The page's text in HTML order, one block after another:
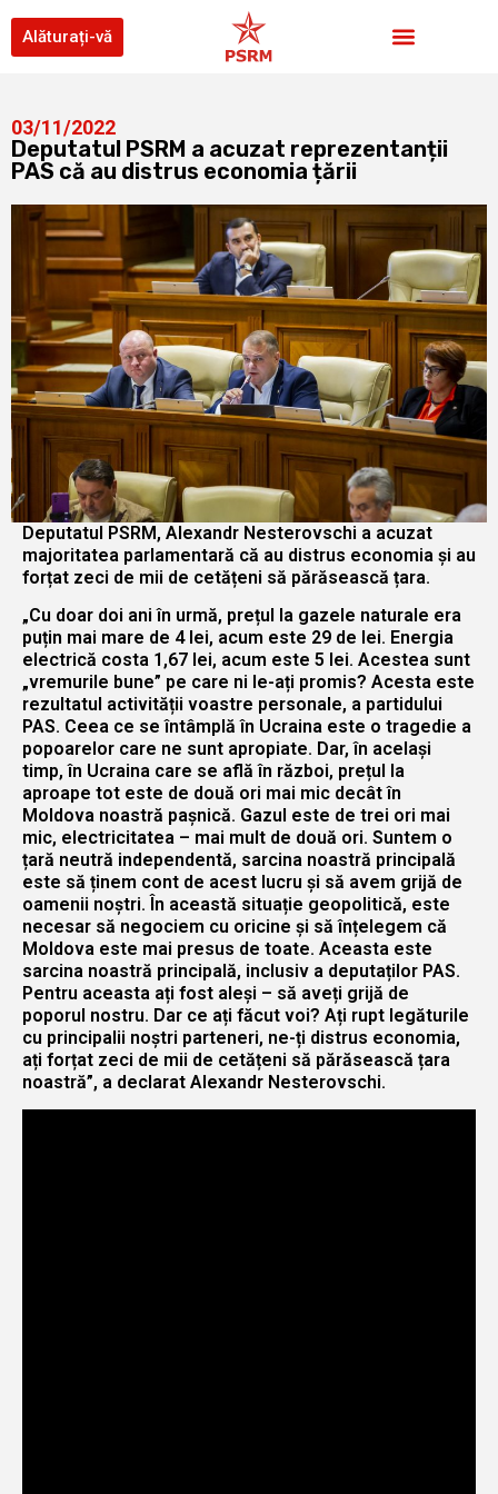
Alăturați-vă
03/11/2022
Deputatul PSRM a acuzat reprezentanții
PAS că au distrus economia țării
Deputatul PSRM, Alexandr Nesterovschi a acuzat
majoritatea parlamentară că au distrus economia și au
forțat zeci de mii de cetățeni să părăsească țara.
„Cu doar doi ani în urmă, prețul la gazele naturale era
puțin mai mare de 4 lei, acum este 29 de lei. Energia
electrică costa 1,67 lei, acum este 5 lei. Acestea sunt
„vremurile bune” pe care ni le-ați promis? Acesta este
rezultatul activității voastre personale, a partidului
PAS. Ceea ce se întâmplă în Ucraina este o tragedie a
popoarelor care ne sunt apropiate. Dar, în același
timp, în Ucraina care se află în război, prețul la
aproape tot este de două ori mai mic decât în
Moldova noastră pașnică. Gazul este de trei ori mai
mic, electricitatea – mai mult de două ori. Suntem o
țară neutră independentă, sarcina noastră principală
este să ținem cont de acest lucru și să avem grijă de
oamenii noștri. În această situație geopolitică, este
necesar să negociem cu oricine și să înțelegem că
Moldova este mai presus de toate. Aceasta este
sarcina noastră principală, inclusiv a deputaților PAS.
Pentru aceasta ați fost aleși – să aveți grijă de
poporul nostru. Dar ce ați făcut voi? Ați rupt legăturile
cu principalii noștri parteneri, ne-ți distrus economia,
ați forțat zeci de mii de cetățeni să părăsească țara
noastră”, a declarat Alexandr Nesterovschi.